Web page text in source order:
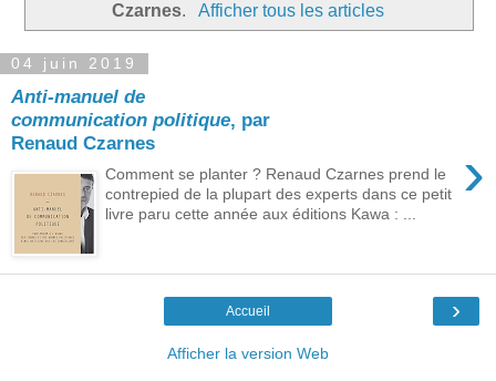
Czarnes. Afficher tous les articles
04 juin 2019
Anti-manuel de
communication politique, par
Renaud Czarnes
›
Comment se planter ? Renaud Czarnes prend le
contrepied de la plupart des experts dans ce petit
livre paru cette année aux éditions Kawa : ...
›
Accueil
Afficher la version Web